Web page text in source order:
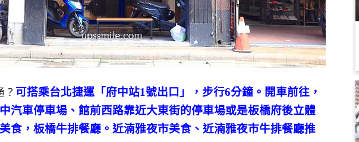
？ 可搭乘台北捷運「府中站1號出口」，步行6分鐘。開車前往，
汽車停車場、館前西路靠近大東街的停車場或是板橋府後立體
食，板橋牛排餐廳。近湳雅夜市美食、近湳雅夜市牛排餐廳推